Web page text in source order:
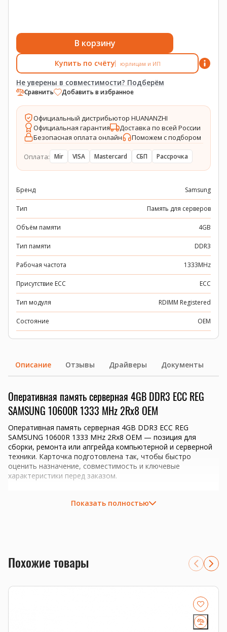
В корзину
Купить по счёту юрлицам и ИП
Не уверены в совместимости? Подберём
Сравнить Добавить в избранное
Официальный дистрибьютор HUANANZHI
Официальная гарантия
Доставка по всей России
Безопасная оплата онлайн
Поможем с подбором
Оплата: Mir VISA Mastercard СБП Рассрочка
Бренд Samsung
Тип Память для серверов
Объём памяти 4GB
Тип памяти DDR3
Рабочая частота 1333MHz
Присутствие ECC ECC
Тип модуля RDIMM Registered
Состояние OEM
Описание Отзывы Драйверы Документы
Оперативная память серверная 4GB DDR3 ECC REG
SAMSUNG 10600R 1333 MHz 2Rx8 OEM
Оперативная память серверная 4GB DDR3 ECC REG
SAMSUNG 10600R 1333 MHz 2Rx8 OEM — позиция для
сборки, ремонта или апгрейда компьютерной и серверной
техники. Карточка подготовлена так, чтобы быстро
оценить назначение, совместимость и ключевые
характеристики перед заказом.
системы, где важны ECC-коррекция ошибок и стабильная
работа 24/7
Показать полностью
Похожие товары